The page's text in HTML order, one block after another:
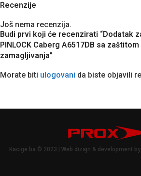
Recenzije
Još nema recenzija.
Budi prvi koji će recenzirati “Dodatak
PINLOCK Caberg A6517DB sa
zamagljivanja”
Morate biti ulogovani da biste objavili
Kacige.ba © 2023 | Web dizajn & development